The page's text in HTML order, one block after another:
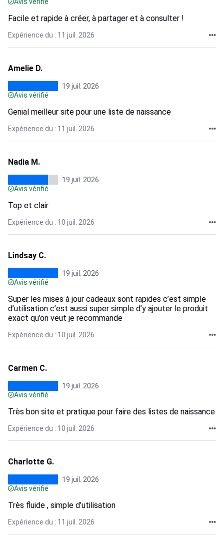
Facile et rapide à créer, à partager et à consulter !
Expérience du : 11 juil. 2026
Amelie D.
19 juil. 2026
Avis vérifié
Genial meilleur site pour une liste de naissance
Expérience du : 11 juil. 2026
Nadia M.
19 juil. 2026
Avis vérifié
Top et clair
Expérience du : 10 juil. 2026
Lindsay C.
19 juil. 2026
Avis vérifié
Super les mises à jour cadeaux sont rapides c’est simple
d’utilisation c’est aussi super simple d’y ajouter le produit
exact qu’on veut je recommande
Expérience du : 10 juil. 2026
Carmen C.
19 juil. 2026
Avis vérifié
Très bon site et pratique pour faire des listes de naissance
Expérience du : 10 juil. 2026
Charlotte G.
19 juil. 2026
Avis vérifié
Très fluide , simple d’utilisation
Expérience du : 11 juil. 2026